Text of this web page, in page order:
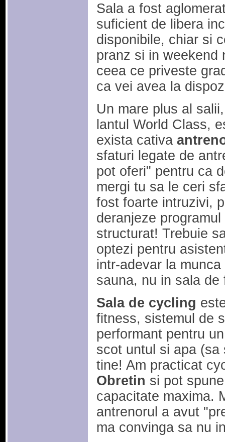
Sala a fost
suficient de libera
disponibile, chiar si
pranz si in weekend
ceea ce priveste
ca vei avea la
Un mare plus al
lantul World Class,
exista cativa
sfaturi legate de
pot oferi" pentru ca
mergi tu sa le ceri
fost foarte intruzivi,
deranjeze
structurat! Trebuie
optezi pentru
intr-adevar la
sauna, nu in sala de
Sala de cycling
fitness, sistemul de
performant pentru
scot untul si apa (sa
tine! Am practicat
Obretin si pot
capacitate maxima.
antrenorul a avut
ma convinga sa nu